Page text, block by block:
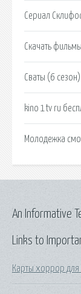
Сериал
Скачать
Сваты (6
kino 1tv ru
Молодежка
Links to
Карты хоррор для
An Informative